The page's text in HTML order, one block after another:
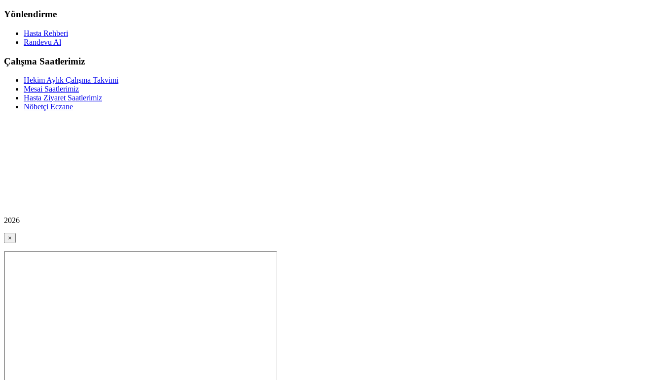
Yönlendirme
Hasta Rehberi
Randevu Al
Çalışma Saatlerimiz
Hekim Aylık Çalışma Takvimi
Mesai Saatlerimiz
Hasta Ziyaret Saatlerimiz
Nöbetçi Eczane
2026
×